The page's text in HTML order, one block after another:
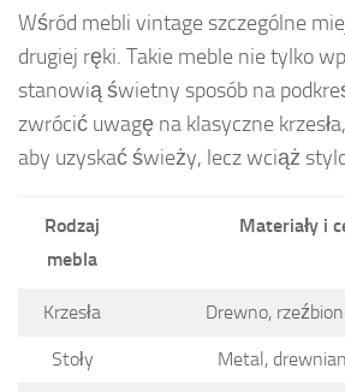
Wśród mebli vintage szczególne
drugiej ręki. Takie meble nie tylko
stanowią świetny sposób na
zwrócić uwagę na klasyczne
aby uzyskać świeży, lecz wciąż
Rodzaj
mebla
Materiały i
Krzesła Drewno,
Stoły Metal,